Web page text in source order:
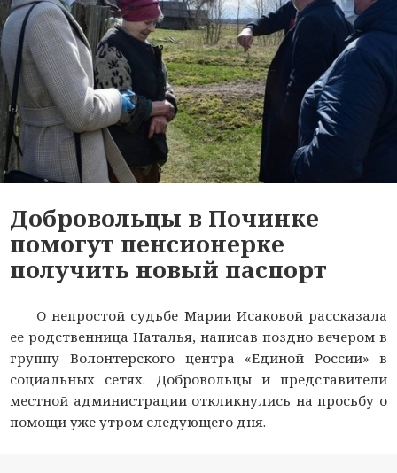
Добровольцы в Починке
помогут пенсионерке
получить новый паспорт
О непростой судьбе Марии Исаковой рассказала
ее родственница Наталья, написав поздно вечером в
группу Волонтерского центра «Единой России» в
социальных сетях. Добровольцы и представители
местной администрации откликнулись на просьбу о
помощи уже утром следующего дня.